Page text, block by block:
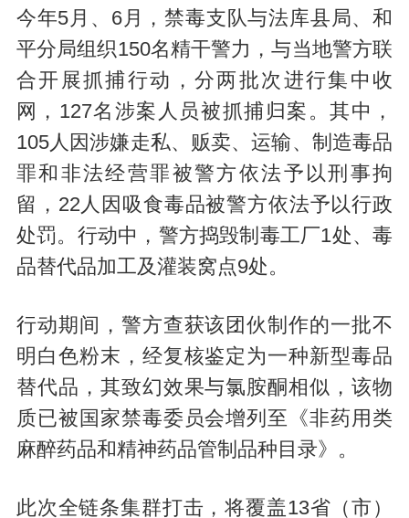
今年5月、6月，禁毒支队与法库县局、和
平分局组织150名精干警力，与当地警方联
合开展抓捕行动，分两批次进行集中收
网，127名涉案人员被抓捕归案。其中，
105人因涉嫌走私、贩卖、运输、制造毒品
罪和非法经营罪被警方依法予以刑事拘
留，22人因吸食毒品被警方依法予以行政
处罚。行动中，警方捣毁制毒工厂1处、毒
品替代品加工及灌装窝点9处。
行动期间，警方查获该团伙制作的一批不
明白色粉末，经复核鉴定为一种新型毒品
替代品，其致幻效果与氯胺酮相似，该物
质已被国家禁毒委员会增列至《非药用类
麻醉药品和精神药品管制品种目录》。
此次全链条集群打击，将覆盖13省（市）